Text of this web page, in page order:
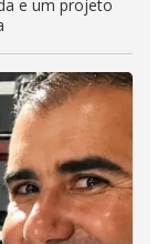
e um projeto